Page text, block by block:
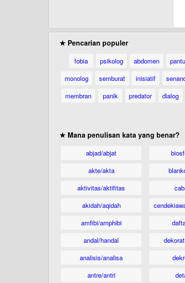
★ Pencarian populer
fobia psikolog abdomen
monolog
semburat inisiatif
membran
panik predator dialog
★ Mana penulisan kata yang benar?
abjad/abjat
akte/akta
aktivitas/aktifitas
akidah/aqidah
amfibi/amphibi
andal/handal
analisis/analisa
antre/antri